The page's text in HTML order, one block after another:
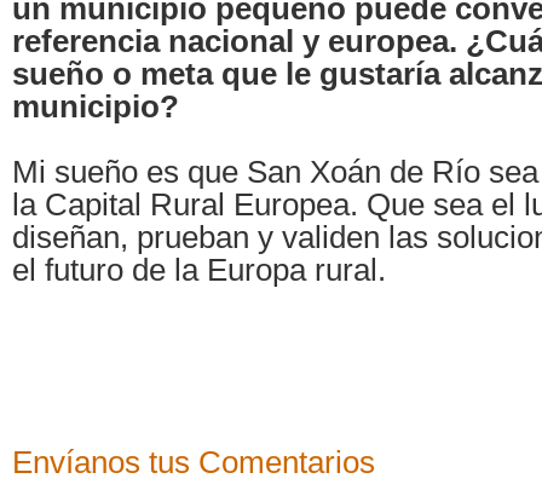
un municipio pequeño puede
referencia nacional y europea.
sueño o meta que le gustaría
municipio?
Mi sueño es que San Xoán de Río
la Capital Rural Europea. Que sea el
diseñan, prueban y validen las
el futuro de la Europa rural.
Envíanos tus Comentarios